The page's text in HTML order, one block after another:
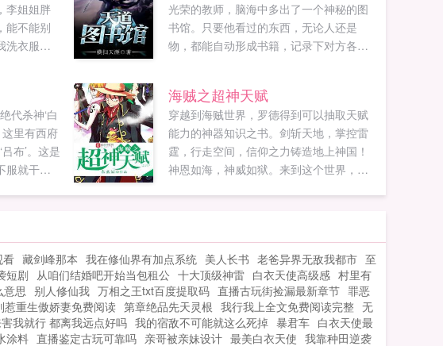
李姐姐胖
能不能别
洗衣服压
姐亲一
的。...
光荣的教师，脑海中多出了一个神秘的图
书馆。只要他看过的东西，无论人还是
物，都能自动形成书籍，记录下对方各种
下。灼阳大帝，你怎么不喜欢穿内裤啊？
堂堂大帝，能不能注意点形象？玲珑仙
子，你如果晚上再失眠，可以找我嘛，我
这个人唱安眠曲很有一套的！还有你，乾
坤魔君，能不能少吃点大葱，想把老子熏
死吗？这是一个师道传承，培养指点世界
质量保证，可入坑！...
代杀神‘白
这里有西府
布’。这是
服就干！
牙，再随
海贼之超神天赋
穿越到海贼世界，罗德得到可以抽取天赋
能力的神器知识之书。剑斩天地，掌控雷
霆，行走空间，信仰之力铸造地上神国！
神恩如海，神威如狱。来到这个世界，就
看 藏剑峰那本 我在修仙界有加点系统 美人长书 老爸异界无敌我都市 至
短剧 从咱们结婚吧开始当包租公 十大顶级神雷 白衣天使高级感 村里有
意思 别人修仙我 万相之王txt百度提取码 直播古玩街捡漏最新章节 罪恶
惹重生傲娇妻免费阅读 第章绝品先天灵根 我行我上全文免费阅读完整 无
我就行 都离我远点好吗 我的宿敌不可能就这么死掉 暴君车 白衣天使最
涂料 直播鉴定古玩可靠吗 亲哥被亲妹设计 最美白衣天使 我靠种田逆袭